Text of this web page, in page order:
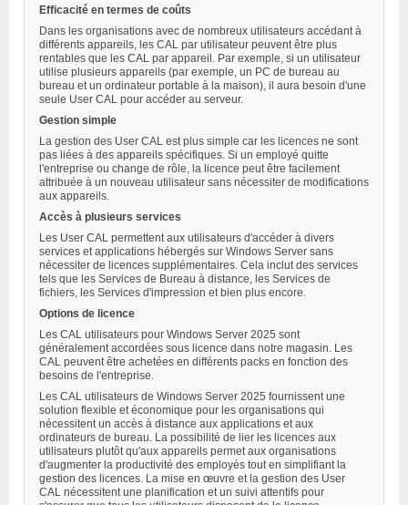
Efficacité en termes de coûts
Dans les organisations avec de nombreux utilisateurs accédant à
différents appareils, les CAL par utilisateur peuvent être plus
rentables que les CAL par appareil. Par exemple, si un utilisateur
utilise plusieurs appareils (par exemple, un PC de bureau au
bureau et un ordinateur portable à la maison), il aura besoin d'une
seule User CAL pour accéder au serveur.
Gestion simple
La gestion des User CAL est plus simple car les licences ne sont
pas liées à des appareils spécifiques. Si un employé quitte
l'entreprise ou change de rôle, la licence peut être facilement
attribuée à un nouveau utilisateur sans nécessiter de modifications
aux appareils.
Accès à plusieurs services
Les User CAL permettent aux utilisateurs d'accéder à divers
services et applications hébergés sur Windows Server sans
nécessiter de licences supplémentaires. Cela inclut des services
tels que les Services de Bureau à distance, les Services de
fichiers, les Services d'impression et bien plus encore.
Options de licence
Les CAL utilisateurs pour Windows Server 2025 sont
généralement accordées sous licence dans notre magasin. Les
CAL peuvent être achetées en différents packs en fonction des
besoins de l'entreprise.
Les CAL utilisateurs de Windows Server 2025 fournissent une
solution flexible et économique pour les organisations qui
nécessitent un accès à distance aux applications et aux
ordinateurs de bureau. La possibilité de lier les licences aux
utilisateurs plutôt qu'aux appareils permet aux organisations
d'augmenter la productivité des employés tout en simplifiant la
gestion des licences. La mise en œuvre et la gestion des User
CAL nécessitent une planification et un suivi attentifs pour